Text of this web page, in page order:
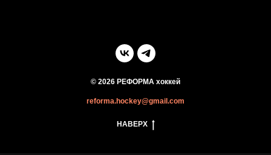
© 2026 РЕФОРМА хоккей
reforma.hockey@gmail.com
НАВЕРХ